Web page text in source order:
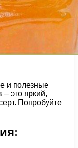
и полезные
это яркий,
Попробуйте